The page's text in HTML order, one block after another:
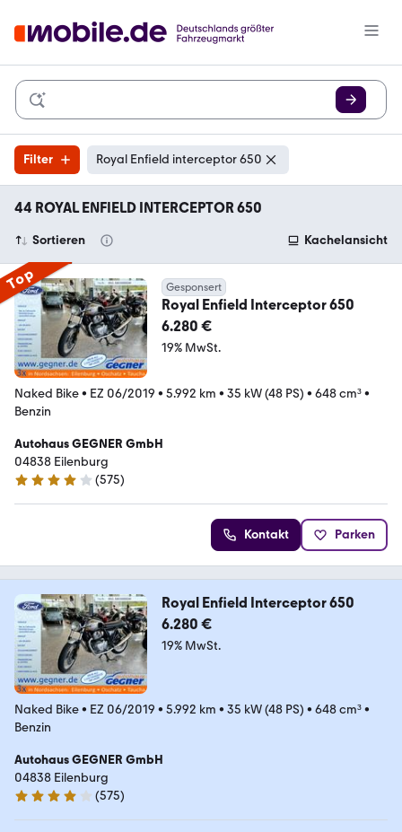
Filter Royal Enfield interceptor 650
44 ROYAL ENFIELD INTERCEPTOR 650
Sortieren Kachelansicht
Top Gesponsert
Royal Enfield Interceptor 650
6.280 €
19% MwSt.
Naked Bike• EZ 06/2019 • 5.992 km • 35 kW (48 PS) • 648 cm³•
Benzin
Autohaus GEGNER GmbH
04838 Eilenburg
4.2 Sterne
(575)
Kontakt Parken
Royal Enfield Interceptor 650
6.280 €
19% MwSt.
Naked Bike• EZ 06/2019 • 5.992 km • 35 kW (48 PS) • 648 cm³•
Benzin
Autohaus GEGNER GmbH
04838 Eilenburg
4.2 Sterne
(575)